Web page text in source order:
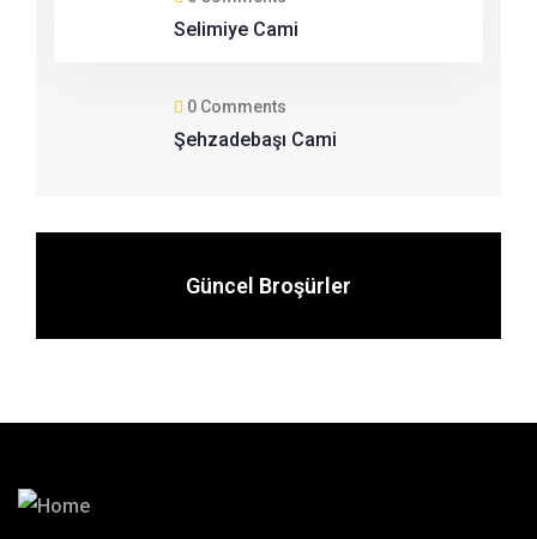
Selimiye Cami
0 Comments
Şehzadebaşı Cami
Güncel Broşürler